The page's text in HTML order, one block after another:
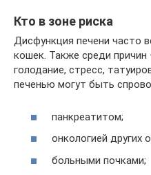
Кто в зоне риска
Дисфункция печени часто
кошек. Также среди причин
голодание, стресс,
печенью могут быть
панкреатитом;
онкологией других
больными почками;